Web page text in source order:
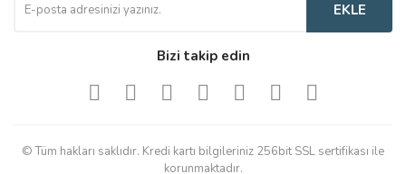
EKLE
Bizi takip edin
© Tüm hakları saklıdır. Kredi kartı bilgileriniz 256bit SSL sertifikası ile
korunmaktadır.